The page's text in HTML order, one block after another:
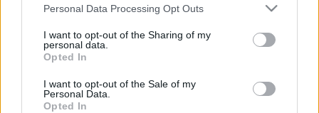
Please note that this website/app uses one or more Google
not limited to your visit or usage behaviour. You may click to
grant or deny consent to Google and its third-party tags to
use your data for below specified purposes in below Google
consent section.
Personal Data Processing Opt Outs
I want to opt-out of the Sharing of my
personal data.
Opted In
I want to opt-out of the Sale of my
Personal Data.
Opted In